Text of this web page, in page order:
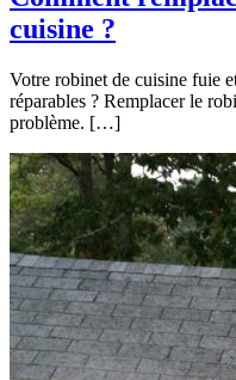
cuisine ?
Votre robinet de cuisine fuie
réparables ? Remplacer le
problème. […]